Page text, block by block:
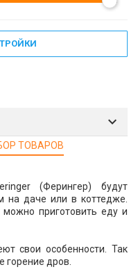
ТОВАРОВ
(Ферингер) будут
даче или в коттедже.
приготовить еду и
свои особенности. Так
горение дров.